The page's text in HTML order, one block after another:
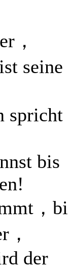
，
seine
spricht
bis
，
der